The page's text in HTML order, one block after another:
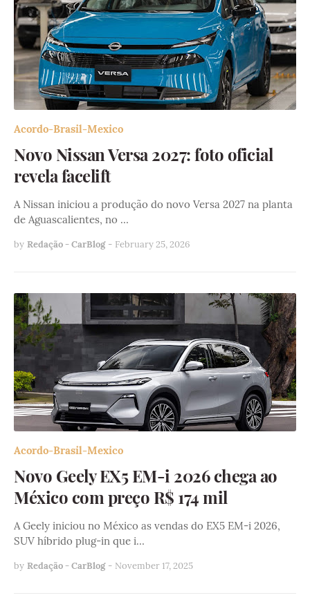
Acordo-Brasil-Mexico
Novo Nissan Versa 2027: foto oficial
revela facelift
A Nissan iniciou a produção do novo Versa 2027 na planta
de Aguascalientes, no …
by Redação - CarBlog - February 25, 2026
Acordo-Brasil-Mexico
Novo Geely EX5 EM-i 2026 chega ao
México com preço R$ 174 mil
A Geely iniciou no México as vendas do EX5 EM-i 2026,
SUV híbrido plug-in que i…
by Redação - CarBlog - November 17, 2025